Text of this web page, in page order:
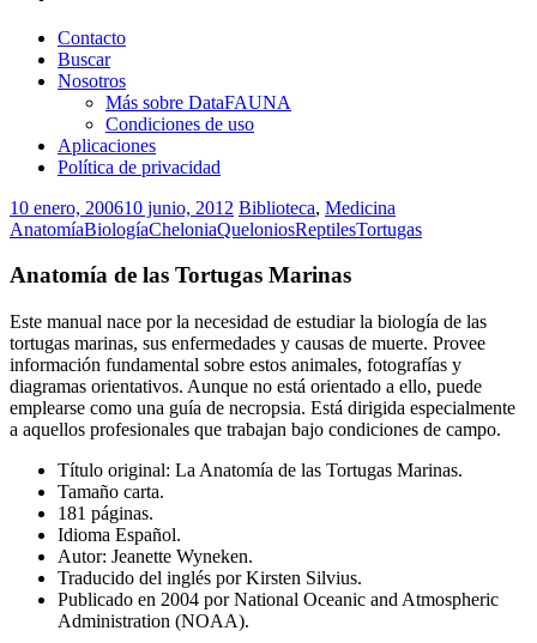
Saltar
contenido.
Contacto
Buscar
Nosotros
Más sobre DataFAUNA
Condiciones de uso
Aplicaciones
Política de privacidad
10 enero, 200610 junio, 2012 Biblioteca, Medicina
AnatomíaBiologíaCheloniaQueloniosReptilesTortugas
Anatomía de las Tortugas Marinas
Este manual nace por la necesidad de estudiar la biología de las
tortugas marinas, sus enfermedades y causas de muerte. Provee
información fundamental sobre estos animales, fotografías y
diagramas orientativos. Aunque no está orientado a ello, puede
emplearse como una guía de necropsia. Está dirigida especialmente
a aquellos profesionales que trabajan bajo condiciones de campo.
Título original: La Anatomía de las Tortugas Marinas.
Tamaño carta.
181 páginas.
Idioma Español.
Autor: Jeanette Wyneken.
Traducido del inglés por Kirsten Silvius.
Publicado en 2004 por National Oceanic and Atmospheric
Administration (NOAA).